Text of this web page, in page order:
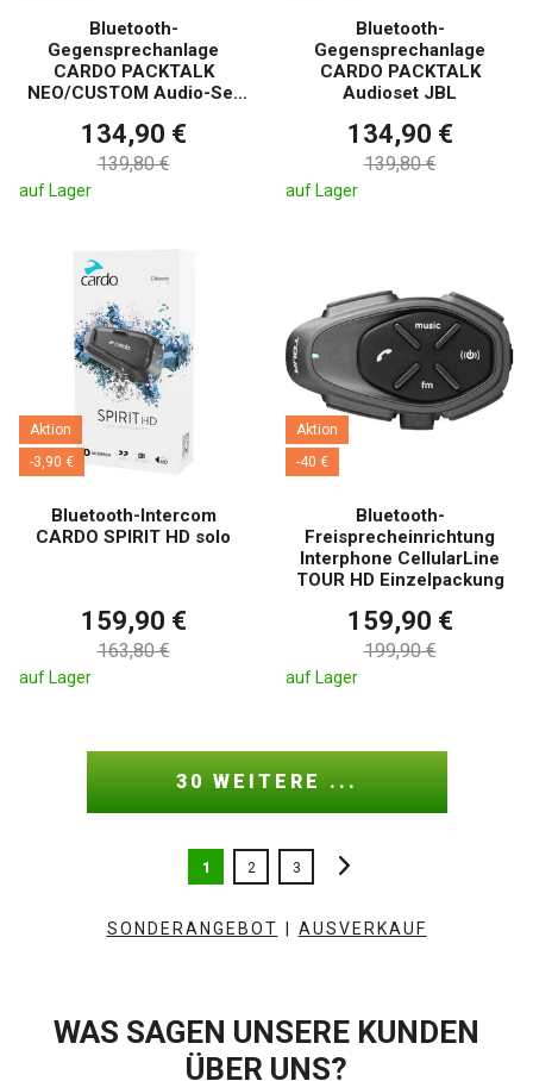
Bluetooth-
Gegensprechanlage
CARDO PACKTALK
NEO/CUSTOM Audio-Set
134,90 €
139,80 €
auf Lager
Bluetooth-
Gegensprechanlage
CARDO PACKTALK
Audioset JBL
134,90 €
139,80 €
auf Lager
Aktion
-3,90 €
Bluetooth-Intercom
CARDO SPIRIT HD solo
159,90 €
163,80 €
auf Lager
Aktion
-40 €
Bluetooth-
Freisprecheinrichtung
Interphone CellularLine
TOUR HD Einzelpackung
159,90 €
199,90 €
auf Lager
30 WEITERE ...
1 2 3
SONDERANGEBOT AUSVERKAUF
WAS SAGEN UNSERE KUNDEN
ÜBER UNS?